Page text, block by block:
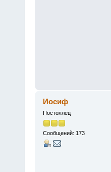
Иосиф
Постоялец
Сообщений: 173